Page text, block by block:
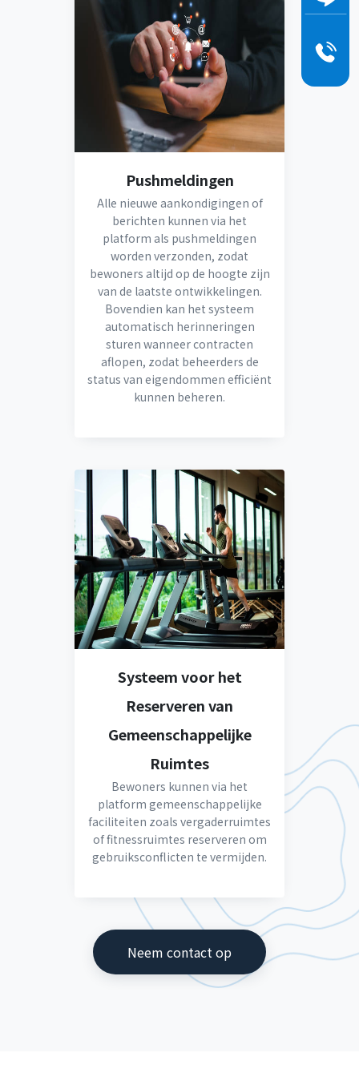
Pushmeldingen
Alle nieuwe aankondigingen of
berichten kunnen via het
platform als pushmeldingen
worden verzonden, zodat
bewoners altijd op de hoogte zijn
van de laatste ontwikkelingen.
Bovendien kan het systeem
automatisch herinneringen
sturen wanneer contracten
aflopen, zodat beheerders de
status van eigendommen efficiënt
kunnen beheren.
Systeem voor het
Reserveren van
Gemeenschappelijke
Ruimtes
Bewoners kunnen via het
platform gemeenschappelijke
faciliteiten zoals vergaderruimtes
of fitnessruimtes reserveren om
gebruiksconflicten te vermijden.
Neem contact op